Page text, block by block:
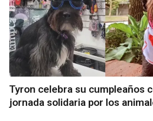
Tyron celebra su cumpleaños
jornada solidaria por los